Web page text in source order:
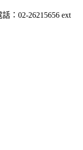
：02-26215656 ext